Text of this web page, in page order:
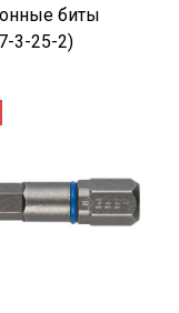
биты
3-25-2)